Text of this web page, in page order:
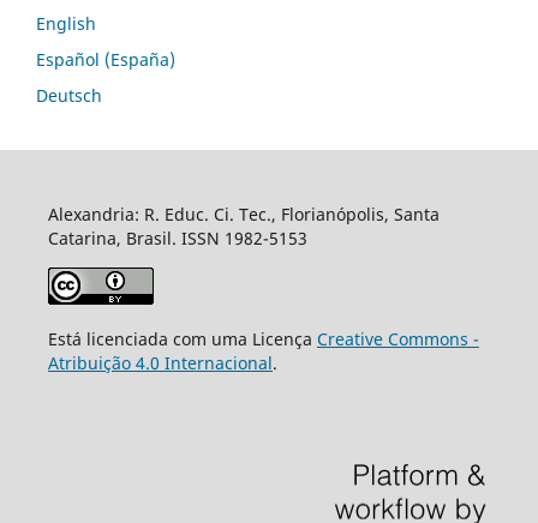
English
Español (España)
Deutsch
Alexandria: R. Educ. Ci. Tec., Florianópolis, Santa
Catarina, Brasil. ISSN 1982-5153
Está licenciada com uma Licença Creative Commons -
Atribuição 4.0 Internacional.